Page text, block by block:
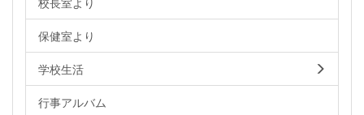
保健室より
学校生活
行事アルバム